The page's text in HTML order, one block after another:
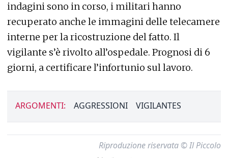
indagini sono in corso, i militari hanno
recuperato anche le immagini delle telecamere
interne per la ricostruzione del fatto. Il
vigilante s’è rivolto all’ospedale. Prognosi di 6
giorni, a certificare l’infortunio sul lavoro.
ARGOMENTI: AGGRESSIONI VIGILANTES
Riproduzione riservata © Il Piccolo